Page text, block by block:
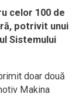
celor 100 de
potrivit unui
Sistemului
doar două
Makina